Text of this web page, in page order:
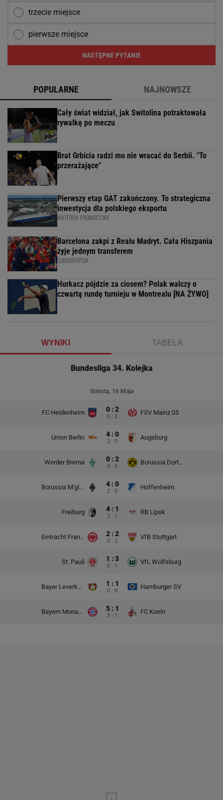
trzecie miejsce
pierwsze miejsce
NASTĘPNE PYTANIE
POPULARNE NAJNOWSZE
Cały świat widział, jak Switolina potraktowała
rywalkę po meczu
Brat Grbicia radzi mu nie wracać do Serbii. "To
przerażające"
Pierwszy etap GAT zakończony. To strategiczna
inwestycja dla polskiego eksportu
MATERIAŁ PROMOCYJNY
Barcelona zakpi z Realu Madryt. Cała Hiszpania
żyje jednym transferem
SUBSKRYPCJA
Hurkacz pójdzie za ciosem? Polak walczy o
czwartą rundę turnieju w Montrealu [NA ŻYWO]
WYNIKI TABELA
Bundesliga 34. Kolejka
Sobota, 16 Maja
FC Heidenheim 0 : 2
0 : 2
FSV Mainz 05
Union Berlin 4 : 0
2 : 0
Augsburg
Werder Brema 0 : 2
0 : 0
Borussia Dortmund
Borussia M'gladbach 4 : 0
2 : 0
Hoffenheim
Freiburg 4 : 1
2 : 1
RB Lipsk
Eintracht Frankfurt 2 : 2
0 : 2
VfB Stuttgart
St. Pauli 1 : 3
0 : 1
VfL Wolfsburg
Bayer Leverkusen 1 : 1
0 : 0
Hamburger SV
Bayern Monachium 5 : 1
3 : 1
FC Koeln